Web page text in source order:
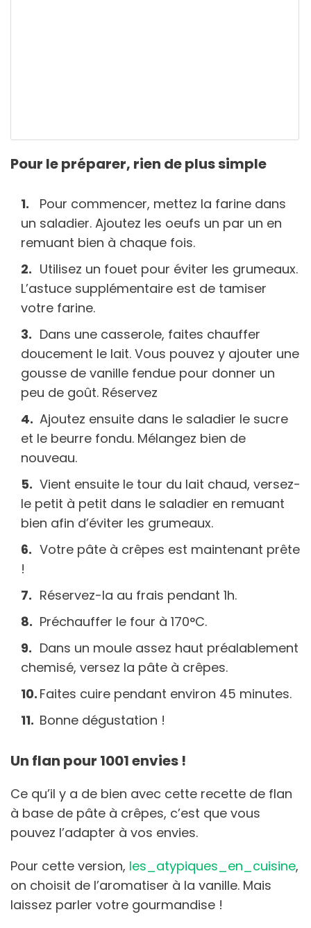
Pour le préparer, rien de plus simple
Pour commencer, mettez la farine dans
un saladier. Ajoutez les oeufs un par un en
remuant bien à chaque fois.
Utilisez un fouet pour éviter les grumeaux.
L’astuce supplémentaire est de tamiser
votre farine.
Dans une casserole, faites chauffer
doucement le lait. Vous pouvez y ajouter une
gousse de vanille fendue pour donner un
peu de goût. Réservez
Ajoutez ensuite dans le saladier le sucre
et le beurre fondu. Mélangez bien de
nouveau.
Vient ensuite le tour du lait chaud, versez-
le petit à petit dans le saladier en remuant
bien afin d’éviter les grumeaux.
Votre pâte à crêpes est maintenant prête
!
Réservez-la au frais pendant 1h.
Préchauffer le four à 170°C.
Dans un moule assez haut préalablement
chemisé, versez la pâte à crêpes.
Faites cuire pendant environ 45 minutes.
Bonne dégustation !
Un flan pour 1001 envies !
Ce qu’il y a de bien avec cette recette de flan
à base de pâte à crêpes, c’est que vous
pouvez l’adapter à vos envies.
Pour cette version, les_atypiques_en_cuisine,
on choisit de l’aromatiser à la vanille. Mais
laissez parler votre gourmandise !